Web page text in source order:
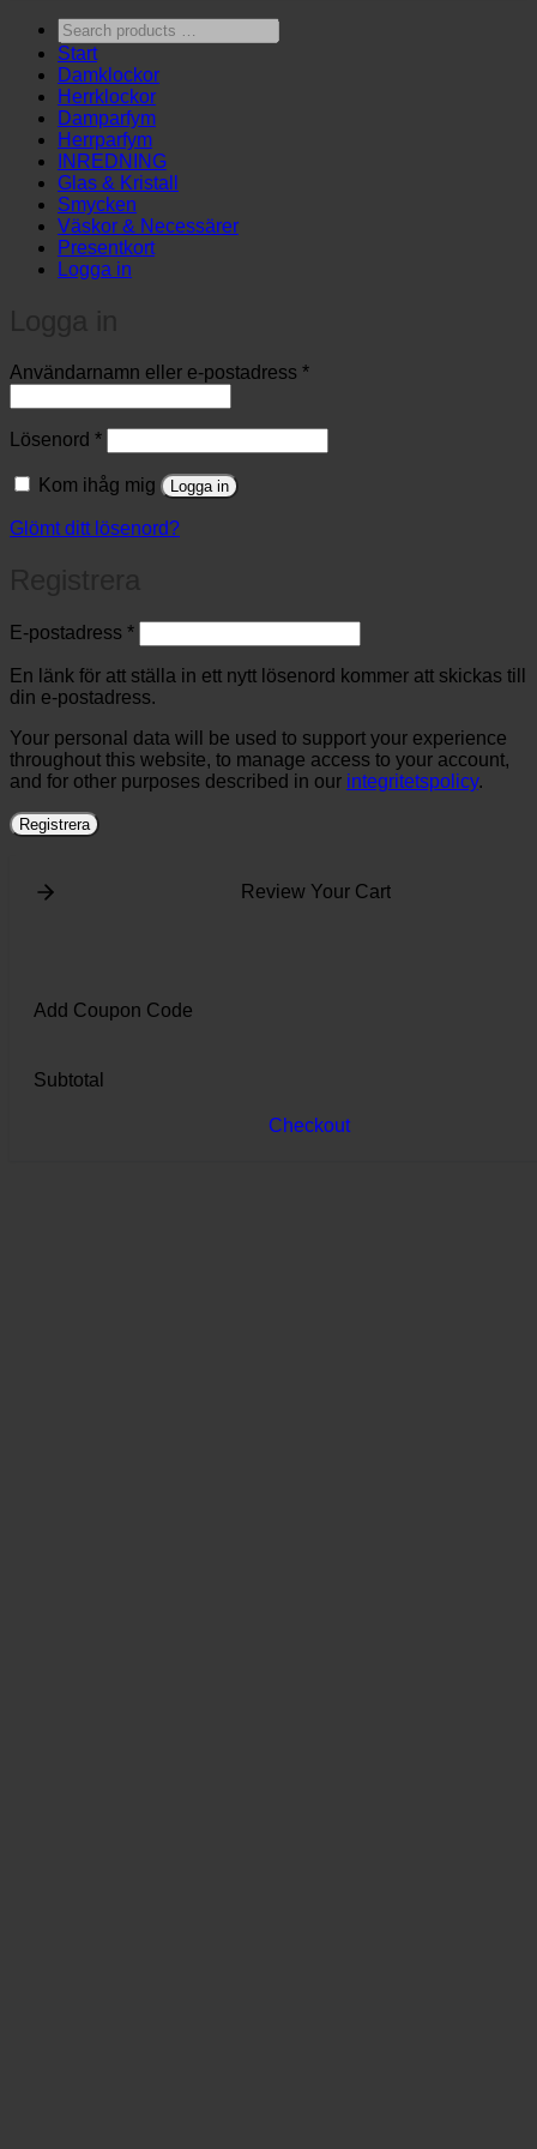
Search
products
…
Start
Damklockor
Herrklockor
Damparfym
Herrparfym
INREDNING
Glas & Kristall
Smycken
Väskor & Necessärer
Presentkort
Logga in
Användarnamn eller e-postadress *Obligatoriskt
Lösenord *Obligatoriskt
Kom ihåg mig Logga in
Glömt ditt lösenord?
E-postadress *Obligatoriskt
En länk för att ställa in ett nytt lösenord kommer att skickas till
din e-postadress.
Your personal data will be used to support your experience
throughout this website, to manage access to your account,
and for other purposes described in our integritetspolicy.
Registrera
Review Your Cart
Add Coupon Code
Subtotal
Checkout